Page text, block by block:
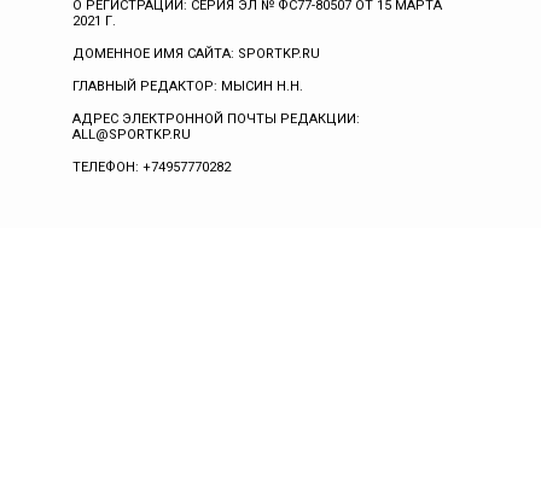
О РЕГИСТРАЦИИ: СЕРИЯ ЭЛ № ФС77-80507 ОТ 15 МАРТА
2021 Г.
ДОМЕННОЕ ИМЯ САЙТА: SPORTKP.RU
ГЛАВНЫЙ РЕДАКТОР: МЫСИН Н.Н.
АДРЕС ЭЛЕКТРОННОЙ ПОЧТЫ РЕДАКЦИИ:
ALL@SPORTKP.RU
ТЕЛЕФОН: +74957770282